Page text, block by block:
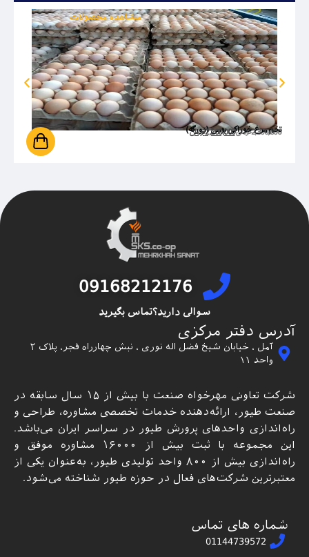
مشاهده محصولات
تخم مرغ خوراکی بومی (دورگه)
2,300,000تومان2,200,000تومان
09168212176
سوالی دارید؟تماس بگیرید
آدرس دفتر مرکزی
آمل ، خیابان شیخ فضل اله نوری ، نبش چهارراه فجر، پلاک ۲
واحد ۱۱
شرکت تعاونی مهرخواه صنعت با بیش از ۱۵ سال سابقه در
صنعت طیور، ارائه‌دهنده خدمات تخصصی مشاوره، طراحی و
راه‌اندازی واحدهای پرورش طیور در سراسر ایران می‌باشد.
این مجموعه با ثبت بیش از ۱۶۰۰۰ مشاوره موفق و
راه‌اندازی بیش از ۸۰۰ واحد تولیدی طیور، به‌عنوان یکی از
معتبرترین شرکت‌های فعال در حوزه طیور شناخته می‌شود.
شماره های تماس
01144739572